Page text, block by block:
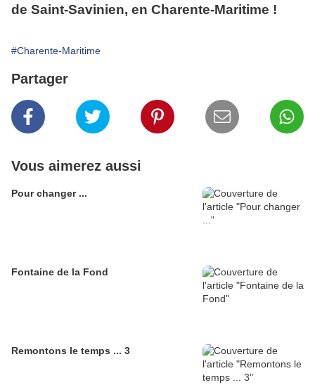
de Saint-Savinien, en Charente-Maritime !
#Charente-Maritime
Partager
Vous aimerez aussi
Pour changer ...
Fontaine de la Fond
Remontons le temps ... 3